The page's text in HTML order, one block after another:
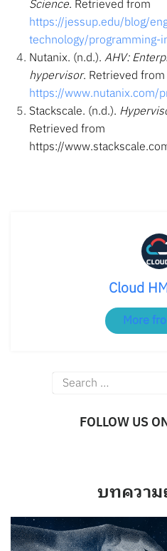
Science. Retrieved from
https://jessup.edu/blog/
technology/
Nutanix. (n.d.).AHV:
hypervisor. Retrieved from
https://www.nutanix.com/
Stackscale. (n.d.).
Retrieved from
https://
Cloud
More
Search
for:
FOLLOW US
บทควา